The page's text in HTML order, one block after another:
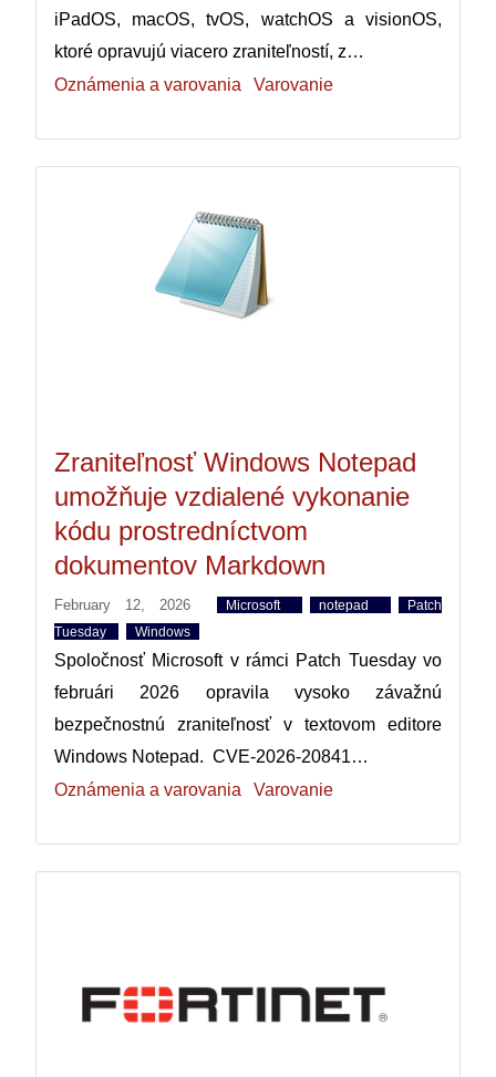
iPadOS, macOS, tvOS, watchOS a visionOS,
ktoré opravujú viacero zraniteľností, z…
Oznámenia a varovania
Varovanie
Zraniteľnosť Windows Notepad
umožňuje vzdialené vykonanie
kódu prostredníctvom
dokumentov Markdown
February 12, 2026 Microsoft notepad
Patch
Tuesday
Windows
Spoločnosť Microsoft v rámci Patch Tuesday vo
februári 2026 opravila vysoko závažnú
bezpečnostnú zraniteľnosť v textovom editore
Windows Notepad. CVE-2026-20841…
Oznámenia a varovania
Varovanie